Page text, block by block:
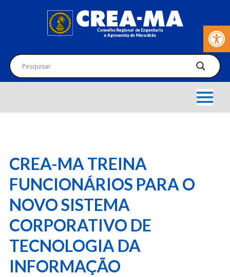
Barra de
CREA-MA TREINA
FUNCIONÁRIOS PARA O
NOVO SISTEMA
CORPORATIVO DE
TECNOLOGIA DA
INFORMAÇÃO